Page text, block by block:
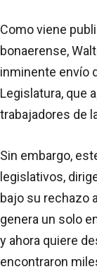
Como viene
bonaerense,
inminente envío
Legislatura, que
trabajadores de
Sin embargo,
legislativos,
bajo su rechazo
genera un solo
y ahora quiere
encontraron